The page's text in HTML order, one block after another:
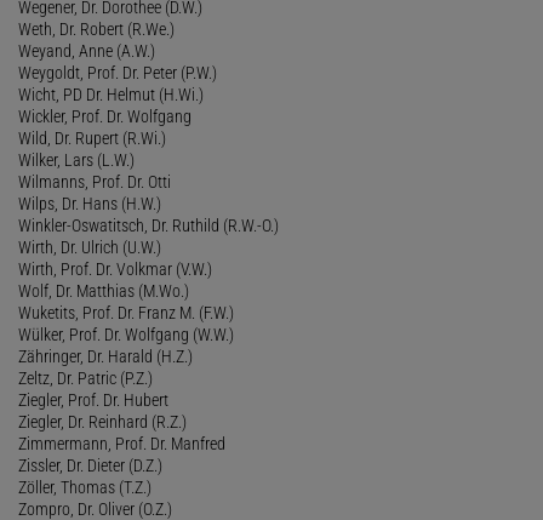
Wegener, Dr. Dorothee (D.W.)
Weth, Dr. Robert (R.We.)
Weyand, Anne (A.W.)
Weygoldt, Prof. Dr. Peter (P.W.)
Wicht, PD Dr. Helmut (H.Wi.)
Wickler, Prof. Dr. Wolfgang
Wild, Dr. Rupert (R.Wi.)
Wilker, Lars (L.W.)
Wilmanns, Prof. Dr. Otti
Wilps, Dr. Hans (H.W.)
Winkler-Oswatitsch, Dr. Ruthild (R.W.-O.)
Wirth, Dr. Ulrich (U.W.)
Wirth, Prof. Dr. Volkmar (V.W.)
Wolf, Dr. Matthias (M.Wo.)
Wuketits, Prof. Dr. Franz M. (F.W.)
Wülker, Prof. Dr. Wolfgang (W.W.)
Zähringer, Dr. Harald (H.Z.)
Zeltz, Dr. Patric (P.Z.)
Ziegler, Prof. Dr. Hubert
Ziegler, Dr. Reinhard (R.Z.)
Zimmermann, Prof. Dr. Manfred
Zissler, Dr. Dieter (D.Z.)
Zöller, Thomas (T.Z.)
Zompro, Dr. Oliver (O.Z.)